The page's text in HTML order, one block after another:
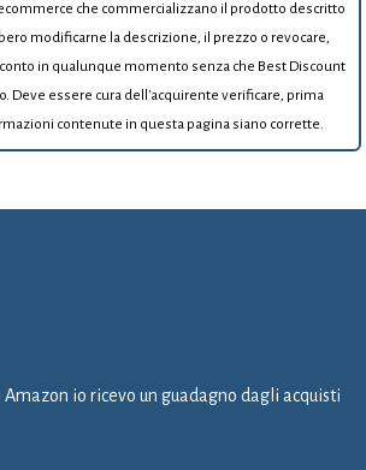
che commercializzano il prodotto descritto
modificarne la descrizione, il prezzo o revocare,
in qualunque momento senza che Best Discount
Deve essere cura dell'acquirente verificare, prima
contenute in questa pagina siano corrette.
io ricevo un guadagno dagli acquisti